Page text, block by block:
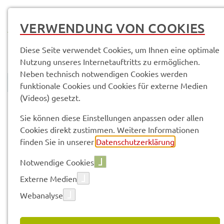
Vorle­sen
SERVICE­LEIS­TUN­GEN & INFOR­
MA­TIO­NEN
VERWENDUNG VON COOKIES
Diese Seite verwendet Cookies, um Ihnen eine optimale
Nutzung unseres Internetauftritts zu ermöglichen.
Neben technisch notwendigen Cookies werden
funktionale Cookies und Cookies für externe Medien
(Videos) gesetzt.
Sie können diese Einstellungen anpassen oder allen
Cookies direkt zustimmen. Weitere Informationen
finden Sie in unserer Datenschutzerklärung
Notwendige Cookies
Externe Medien
Webanalyse